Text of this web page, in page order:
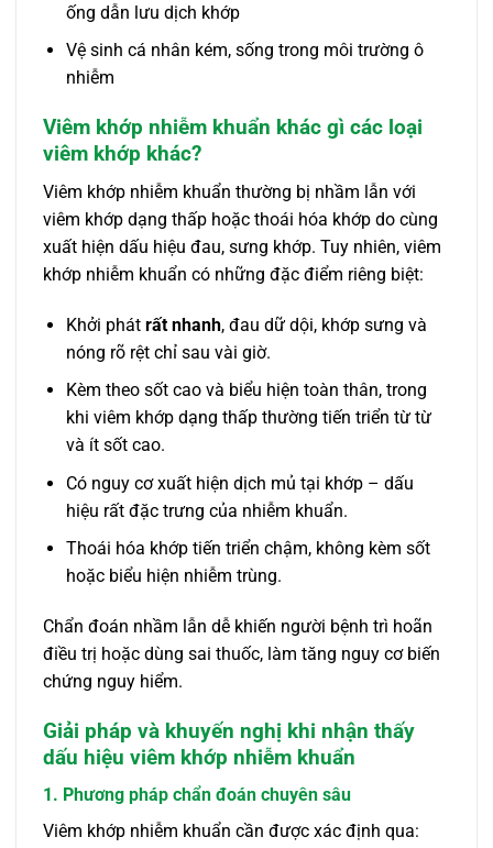
ống dẫn lưu dịch khớp
Vệ sinh cá nhân kém, sống trong môi trường ô
nhiễm
Viêm khớp nhiễm khuẩn khác gì các loại
viêm khớp khác?
Viêm khớp nhiễm khuẩn thường bị nhầm lẫn với
viêm khớp dạng thấp hoặc thoái hóa khớp do cùng
xuất hiện dấu hiệu đau, sưng khớp. Tuy nhiên, viêm
khớp nhiễm khuẩn có những đặc điểm riêng biệt:
Khởi phát rất nhanh, đau dữ dội, khớp sưng và
nóng rõ rệt chỉ sau vài giờ.
Kèm theo sốt cao và biểu hiện toàn thân, trong
khi viêm khớp dạng thấp thường tiến triển từ từ
và ít sốt cao.
Có nguy cơ xuất hiện dịch mủ tại khớp – dấu
hiệu rất đặc trưng của nhiễm khuẩn.
Thoái hóa khớp tiến triển chậm, không kèm sốt
hoặc biểu hiện nhiễm trùng.
Chẩn đoán nhầm lẫn dễ khiến người bệnh trì hoãn
điều trị hoặc dùng sai thuốc, làm tăng nguy cơ biến
chứng nguy hiểm.
Giải pháp và khuyến nghị khi nhận thấy
dấu hiệu viêm khớp nhiễm khuẩn
1. Phương pháp chẩn đoán chuyên sâu
Viêm khớp nhiễm khuẩn cần được xác định qua: